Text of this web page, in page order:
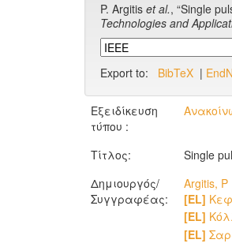
P. Argitis et al., “Single
Technologies and
Export to: BibTeX |
Εξειδίκευση
τύπου :
Τίτλος:
Single
Δημιουργός/
Συγγραφέας:
Argitis, P
[EL]
[EL]
[EL]